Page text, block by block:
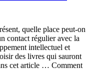
quelle place peut-on
contact régulier avec la
intellectuel et
des livres qui sauront
cet article … Comment